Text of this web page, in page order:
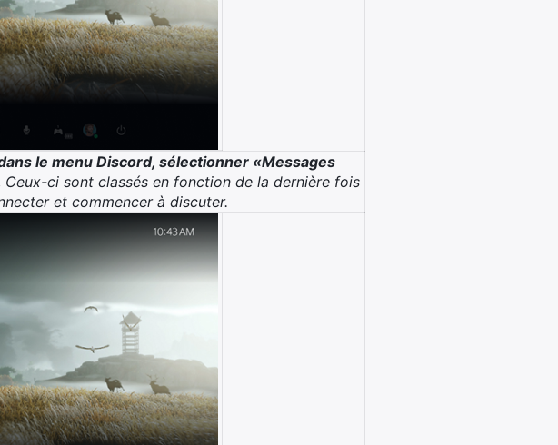
le menu Discord, sélectionner «Messages
Ceux-ci sont classés en fonction de la dernière fois
et commencer à discuter.